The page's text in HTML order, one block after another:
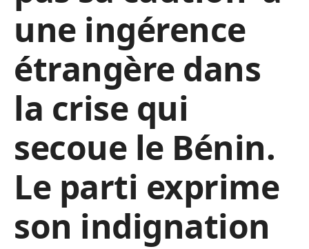
une ingérence
étrangère dans
la crise qui
secoue le Bénin.
Le parti exprime
son indignation